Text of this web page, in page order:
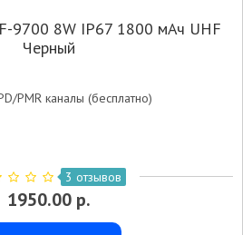
9700 8W IP67 1800 мАч UHF
Черный
PMR каналы (бесплатно)
3 отзывов
1950.00 р.